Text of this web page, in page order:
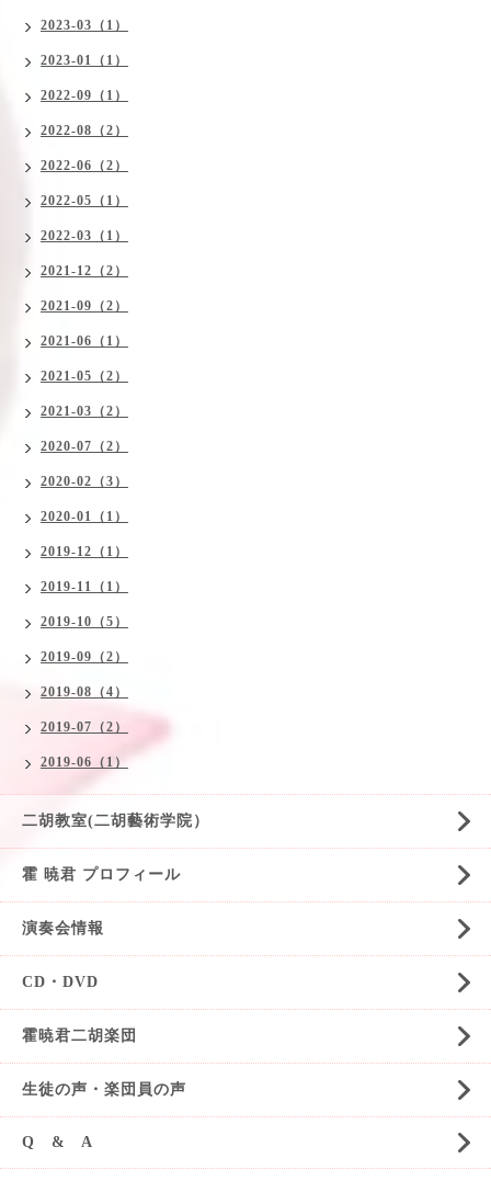
2023-03（1）
2023-01（1）
2022-09（1）
2022-08（2）
2022-06（2）
2022-05（1）
2022-03（1）
2021-12（2）
2021-09（2）
2021-06（1）
2021-05（2）
2021-03（2）
2020-07（2）
2020-02（3）
2020-01（1）
2019-12（1）
2019-11（1）
2019-10（5）
2019-09（2）
2019-08（4）
2019-07（2）
2019-06（1）
二胡教室(二胡藝術学院）
霍 暁君 プロフィール
演奏会情報
CD・DVD
霍暁君二胡楽団
生徒の声・楽団員の声
Q & A